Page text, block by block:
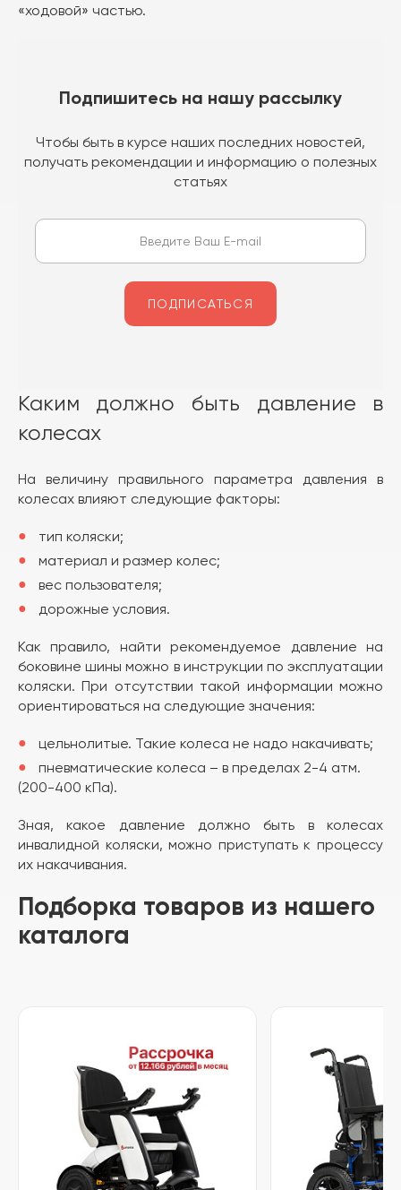
«ходовой» частью.
Подпишитесь на нашу рассылку
Чтобы быть в курсе наших последних новостей,
получать рекомендации и информацию о полезных
статьях
Каким должно быть давление в
колесах
На величину правильного параметра давления в
колесах влияют следующие факторы:
тип коляски;
материал и размер колес;
вес пользователя;
дорожные условия.
Как правило, найти рекомендуемое давление на
боковине шины можно в инструкции по эксплуатации
коляски. При отсутствии такой информации можно
ориентироваться на следующие значения:
цельнолитые. Такие колеса не надо накачивать;
пневматические колеса – в пределах 2-4 атм.
(200-400 кПа).
Зная, какое давление должно быть в колесах
инвалидной коляски, можно приступать к процессу
их накачивания.
Подборка товаров из нашего
каталога